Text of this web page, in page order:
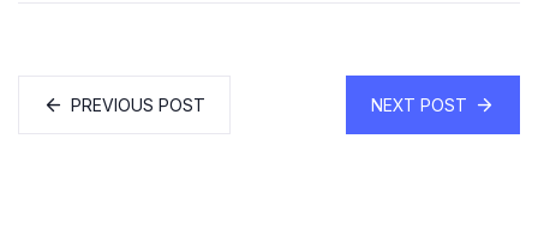
PREVIOUS POST NEXT POST